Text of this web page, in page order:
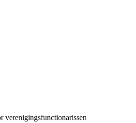
verenigingsfunctionarissen